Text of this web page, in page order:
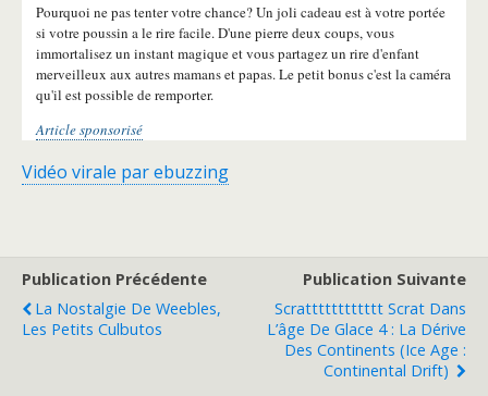
Pourquoi ne pas tenter votre chance? Un joli cadeau est à votre portée
si votre poussin a le rire facile. D'une pierre deux coups, vous
immortalisez un instant magique et vous partagez un rire d'enfant
merveilleux aux autres mamans et papas. Le petit bonus c'est la caméra
qu'il est possible de remporter.
Article sponsorisé
Vidéo virale par ebuzzing
Publication Précédente
La Nostalgie De Weebles,
Les Petits Culbutos
Publication Suivante
Scratttttttttttt Scrat Dans
L’âge De Glace 4 : La Dérive
Des Continents (Ice Age :
Continental Drift)